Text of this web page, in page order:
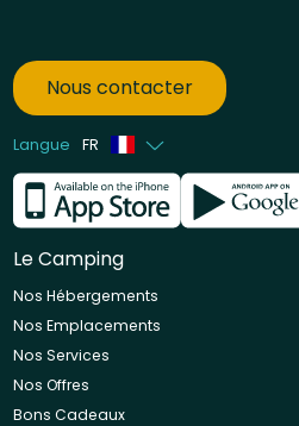
Nous contacter
Langue FR
Anglais
Néerlandais
Le Camping
Nos Hébergements
Nos Emplacements
Nos Services
Nos Offres
Bons Cadeaux